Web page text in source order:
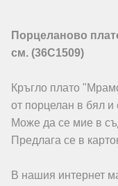
Порцеланово
см. (36C1509)
Кръгло плато
от порцелан в бял и
Може да се мие в
Предлага се в
В нашия интернет